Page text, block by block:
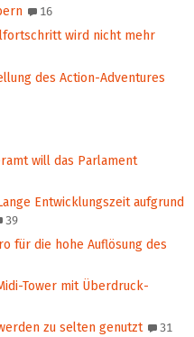
16
wird nicht mehr
des Action-Adventures
will das Parlament
Entwicklungszeit aufgrund
39
für die hohe Auflösung des
Tower mit Überdruck-
zu selten genutzt 31